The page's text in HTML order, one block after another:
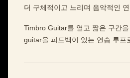
더 구체적이고 느리며 음악적인
Timbro Guitar를 열고 짧은 구간
guitar을 피드백이 있는 연습 루프